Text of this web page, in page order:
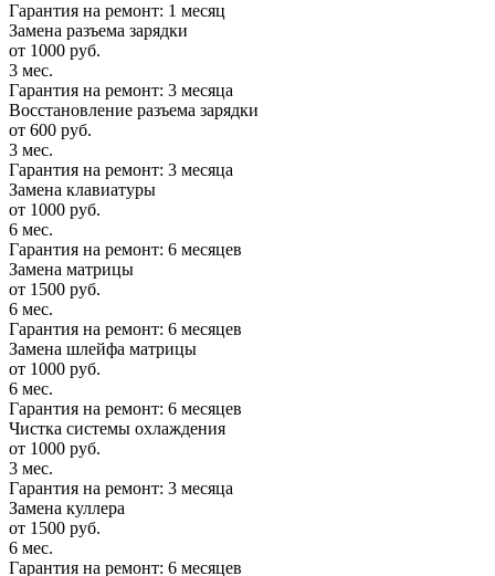
Гарантия на ремонт: 1 месяц
Замена разъема зарядки
от 1000 руб.
3 мес.
Гарантия на ремонт: 3 месяца
Восстановление разъема зарядки
от 600 руб.
3 мес.
Гарантия на ремонт: 3 месяца
Замена клавиатуры
от 1000 руб.
6 мес.
Гарантия на ремонт: 6 месяцев
Замена матрицы
от 1500 руб.
6 мес.
Гарантия на ремонт: 6 месяцев
Замена шлейфа матрицы
от 1000 руб.
6 мес.
Гарантия на ремонт: 6 месяцев
Чистка системы охлаждения
от 1000 руб.
3 мес.
Гарантия на ремонт: 3 месяца
Замена куллера
от 1500 руб.
6 мес.
Гарантия на ремонт: 6 месяцев